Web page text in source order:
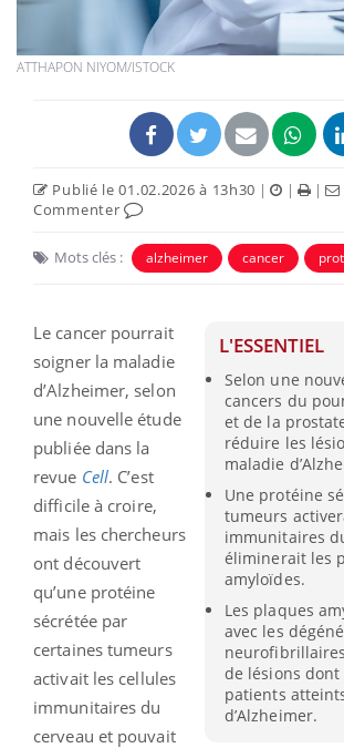
ATTHAPON NIYOM/ISTOCK
Publié le 01.02.2026 à 13h30 | | |
Commenter
Mots clés : alzheimer cancer
L'ESSENTIEL
Selon une
cancers du
et de la
réduire les
maladie
Une protéine
tumeurs
immunitaires
éliminerait les
amyloïdes.
Les plaques
avec les
de lésions
patients
d’Alzheimer.
Le cancer pourrait
soigner la maladie
d’Alzheimer, selon
une nouvelle étude
publiée dans la
revue Cell. C’est
difficile à croire,
mais les chercheurs
ont découvert
qu’une protéine
sécrétée par
certaines tumeurs
activait les cellules
immunitaires du
cerveau et pouvait